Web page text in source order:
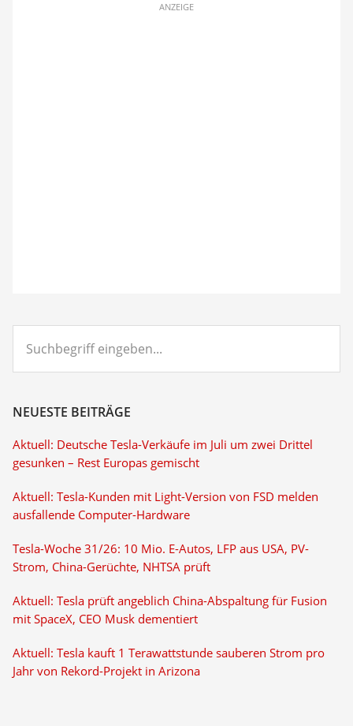
ANZEIGE
eingeben...
NEUESTE BEITRÄGE
Aktuell: Deutsche Tesla-Verkäufe im Juli um zwei Drittel
gesunken – Rest Europas gemischt
Aktuell: Tesla-Kunden mit Light-Version von FSD melden
ausfallende Computer-Hardware
Tesla-Woche 31/26: 10 Mio. E-Autos, LFP aus USA, PV-
Strom, China-Gerüchte, NHTSA prüft
Aktuell: Tesla prüft angeblich China-Abspaltung für Fusion
mit SpaceX, CEO Musk dementiert
Aktuell: Tesla kauft 1 Terawattstunde sauberen Strom pro
Jahr von Rekord-Projekt in Arizona